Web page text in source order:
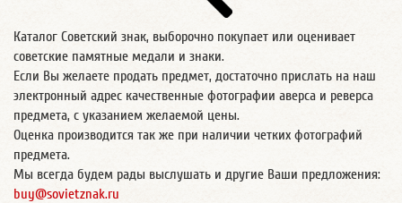
Каталог Советский знак, выборочно покупает или оценивает
советские памятные медали и знаки.
Если Вы желаете продать предмет, достаточно прислать на наш
электронный адрес качественные фотографии аверса и реверса
предмета, с указанием желаемой цены.
Оценка производится так же при наличии четких фотографий
предмета.
Мы всегда будем рады выслушать и другие Ваши предложения:
buy@sovietznak.ru